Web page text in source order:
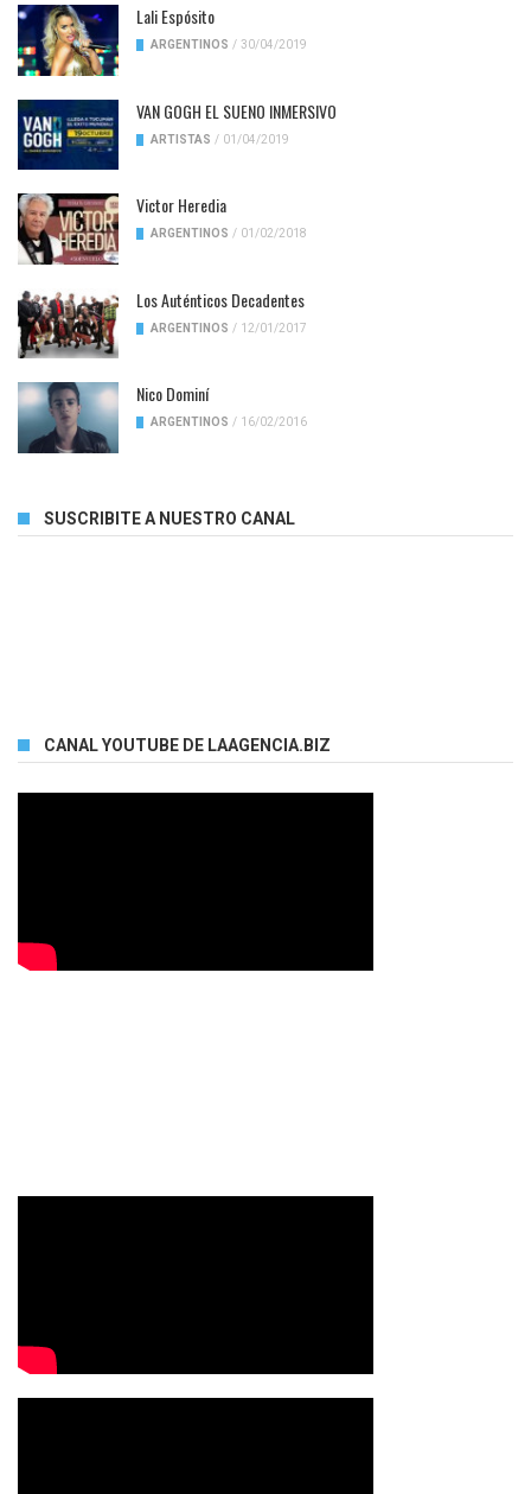
Lali Espósito
ARGENTINOS / 30/04/2019
VAN GOGH EL SUENO INMERSIVO
ARTISTAS / 01/04/2019
Victor Heredia
ARGENTINOS / 01/02/2018
Los Auténticos Decadentes
ARGENTINOS / 12/01/2017
Nico Dominí
ARGENTINOS / 16/02/2016
SUSCRIBITE A NUESTRO CANAL
CANAL YOUTUBE DE LAAGENCIA.BIZ